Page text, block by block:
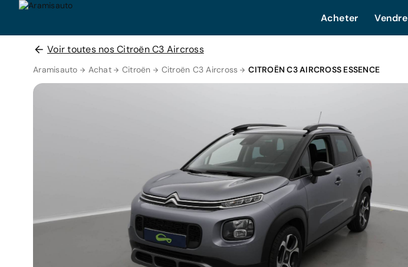
Acheter Vendre
Voir toutes nos Citroën C3 Aircross
Aramisauto Achat Citroën Citroën C3 Aircross CITROËN C3 AIRCROSS ESSENCE